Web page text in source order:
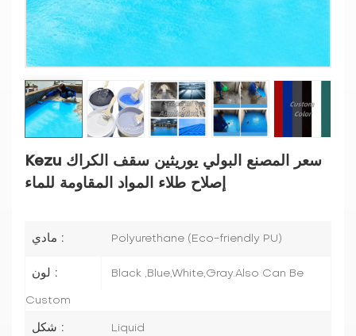
Kezu سعر المصنع البولي يوريثين سقف الكراك
إصلاح طلاء المواد المقاومة للماء
مادي : Polyurethane (Eco-friendly PU)
لون : Black ,Blue,White,Gray.Also Can Be
Custom
شكل : Liquid